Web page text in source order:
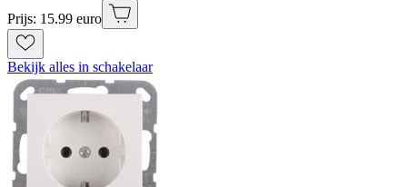
Prijs: 15.99 euro
Bekijk alles in schakelaar